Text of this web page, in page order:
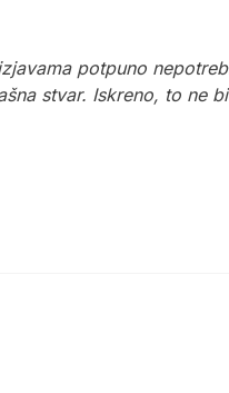
potpuno
stvar. Iskreno, to ne